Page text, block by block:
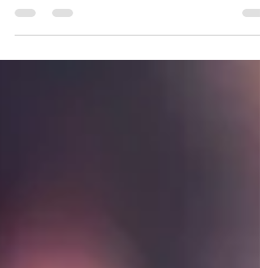
sociaux Facebook et Instagram - Meta Business